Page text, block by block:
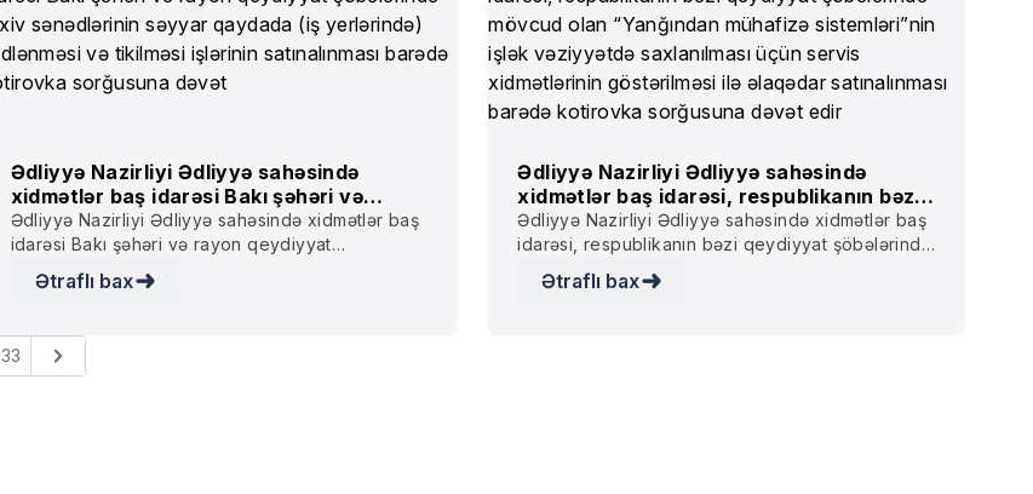
Ədliyyə Nazirliyi Ədliyyə sahəsində
xidmətlər baş idarəsi Bakı şəhəri və
rayon qeydiyyat şöbələrində arxiv
sənədlərinin səyyar qaydada (iş
yerlərində) cildlənməsi və tikilməsi
işlərinin satınalınması barədə kotirovka
Ədliyyə Nazirliyi Ədliyyə sahəsində xidmətlər baş
idarəsi Bakı şəhəri və rayon qeydiyyat
şöbələrində arxiv sənədlərinin səyyar qaydada (iş
yerlərində) cildlənməsi və tikilməsi işlərinin
Ətraflı bax
Ədliyyə Nazirliyi Ədliyyə sahəsində
xidmətlər baş idarəsi, respublikanın bəzi
qeydiyyat şöbələrində mövcud olan
“Yanğından mühafizə sistemləri”nin işlək
vəziyyətdə saxlanılması üçün servis
xidmətlərinin göstərilməsi ilə əlaqədar
Ədliyyə Nazirliyi Ədliyyə sahəsində xidmətlər baş
idarəsi, respublikanın bəzi qeydiyyat şöbələrində
mövcud olan “Yanğından mühafizə sistemləri”nin
işlək vəziyyətdə saxlanılması üçün servis
Ətraflı bax
33